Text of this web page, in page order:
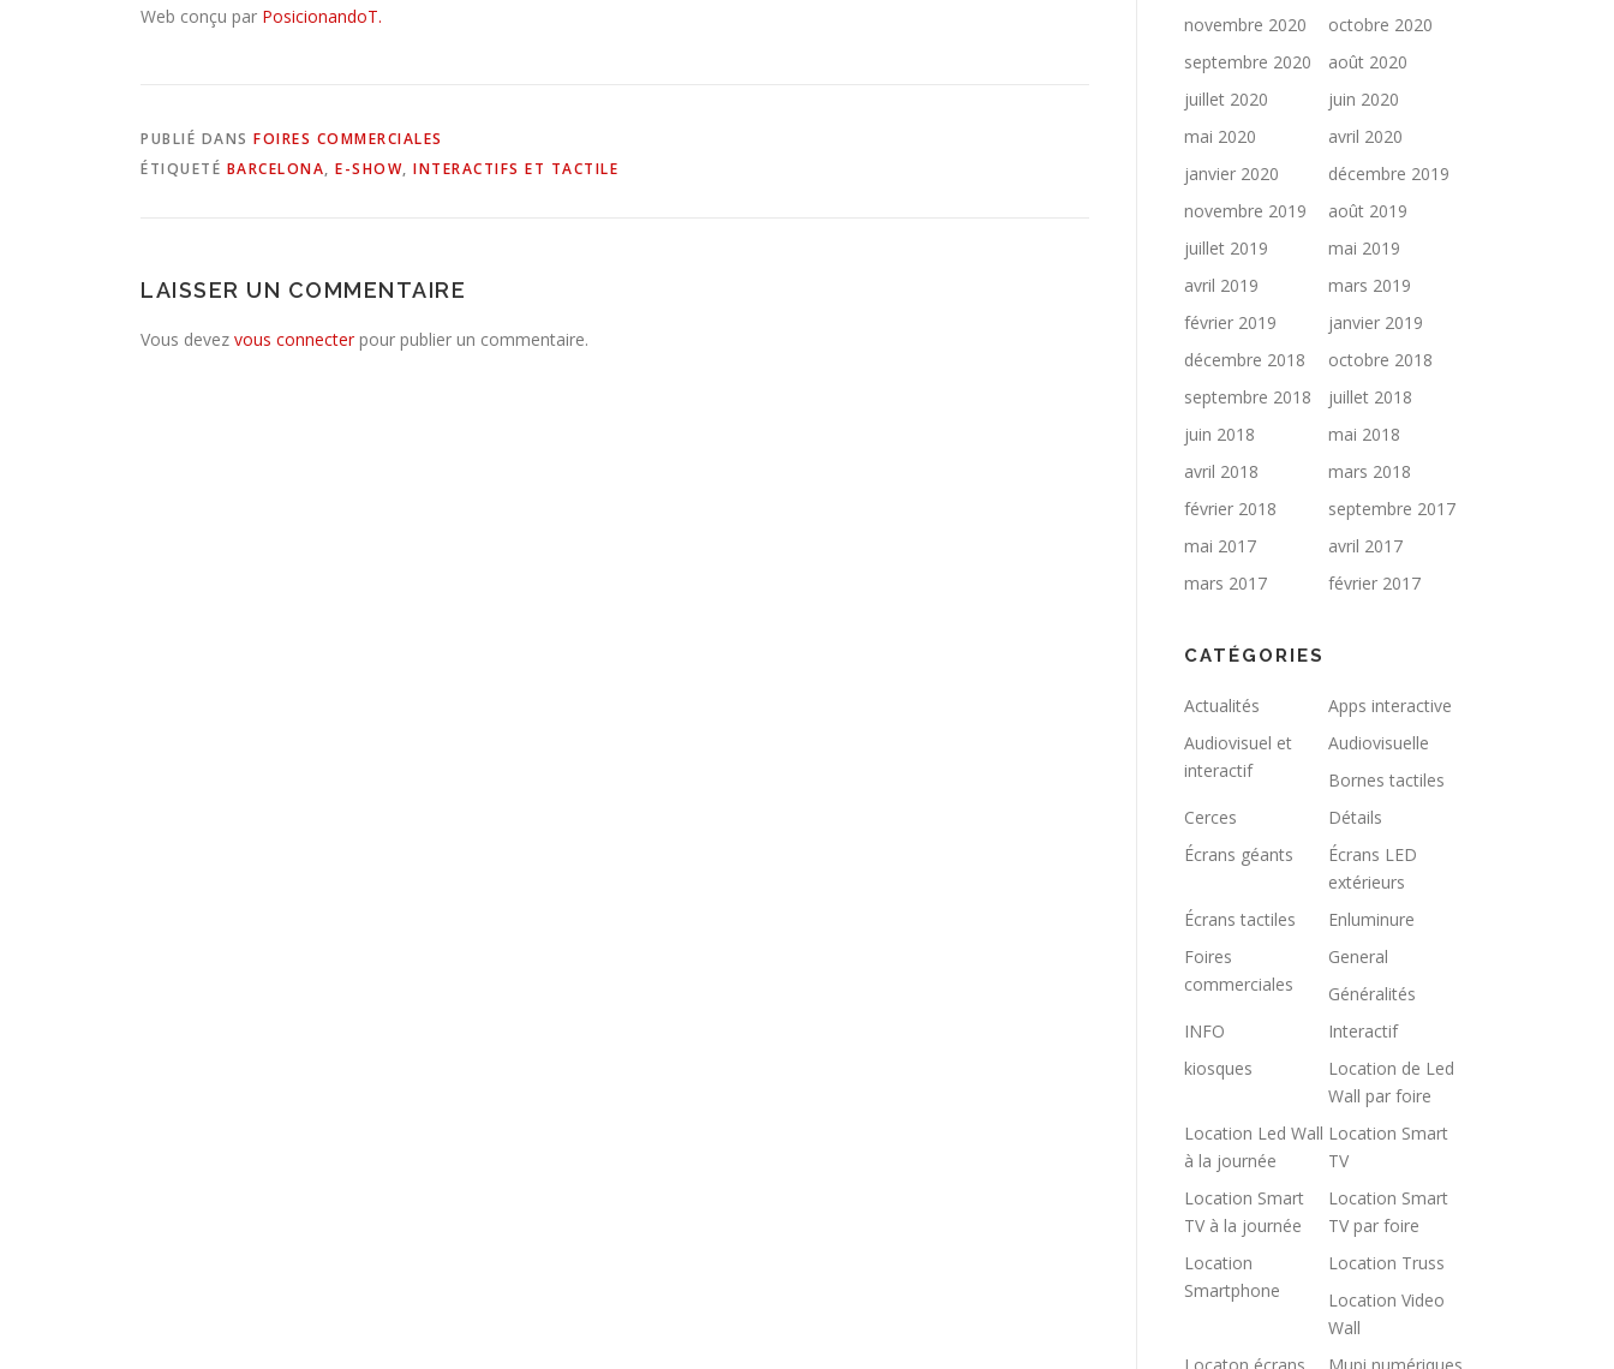
Web conçu par PosicionandoT.
PUBLIÉ DANS FOIRES COMMERCIALES
ÉTIQUETÉ BARCELONA, E-SHOW, INTERACTIFS ET TACTILE
LAISSER UN COMMENTAIRE
Vous devez vous connecter pour publier un commentaire.
novembre 2020
octobre 2020
septembre 2020
août 2020
juillet 2020
juin 2020
mai 2020
avril 2020
janvier 2020
décembre 2019
novembre 2019
août 2019
juillet 2019
mai 2019
avril 2019
mars 2019
février 2019
janvier 2019
décembre 2018
octobre 2018
septembre 2018
juillet 2018
juin 2018
mai 2018
avril 2018
mars 2018
février 2018
septembre 2017
mai 2017
avril 2017
mars 2017
février 2017
CATÉGORIES
Actualités
Apps interactive
Audiovisuel et
interactif
Audiovisuelle
Bornes tactiles
Cerces
Détails
Écrans géants
Écrans LED
extérieurs
Écrans tactiles
Enluminure
Foires
commerciales
General
Généralités
INFO
Interactif
kiosques
Location de Led
Wall par foire
Location Led Wall
à la journée
Location Smart
TV
Location Smart
TV à la journée
Location Smart
TV par foire
Location
Smartphone
Location Truss
Location Video
Wall